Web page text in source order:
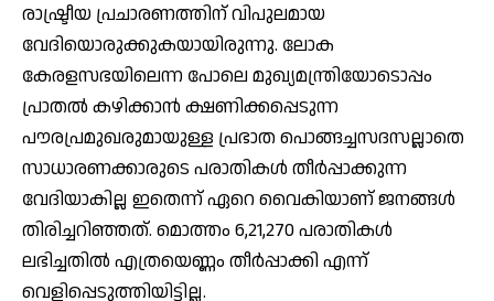
രാഷ്ട്രീയ പ്രചാരണത്തിന് വിപുലമായ
വേദിയൊരുക്കുകയായിരുന്നു. ലോക
കേരളസഭയിലെന്ന പോലെ മുഖ്യമന്ത്രിയോടൊപ്പം
പ്രാതല്‍ കഴിക്കാന്‍ ക്ഷണിക്കപ്പെടുന്ന
പൗരപ്രമുഖരുമായുള്ള പ്രഭാത പൊങ്ങച്ചസദസല്ലാതെ
സാധാരണക്കാരുടെ പരാതികള്‍ തീര്‍പ്പാക്കുന്ന
വേദിയാകില്ല ഇതെന്ന് ഏറെ വൈകിയാണ് ജനങ്ങള്‍
തിരിച്ചറിഞ്ഞത്. മൊത്തം 6,21,270 പരാതികള്‍
ലഭിച്ചതില്‍ എത്രയെണ്ണം തീര്‍പ്പാക്കി എന്ന്
വെളിപ്പെടുത്തിയിട്ടില്ല.